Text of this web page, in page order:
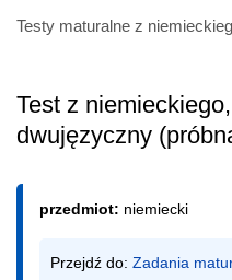
Testy maturalne z
Test z
dwujęzyczny
przedmiot: niemiecki
Przejdź do: Zadania